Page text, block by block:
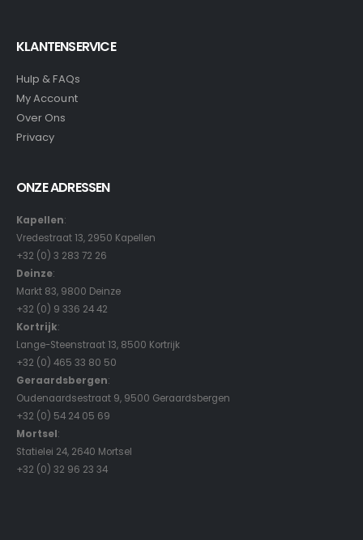
KLANTENSERVICE
Hulp & FAQs
My Account
Over Ons
Privacy
ONZE ADRESSEN
Kapellen:
Vredestraat 13, 2950 Kapellen
+32 (0) 3 283 72 26
Deinze:
Markt 83, 9800 Deinze
+32 (0) 9 336 24 42
Kortrijk:
Lange-Steenstraat 13, 8500 Kortrijk
+32 (0) 465 33 80 50
Geraardsbergen:
Oudenaardsestraat 9, 9500 Geraardsbergen
+32 (0) 54 24 05 69
Mortsel:
Statielei 24, 2640 Mortsel
+32 (0) 32 96 23 34